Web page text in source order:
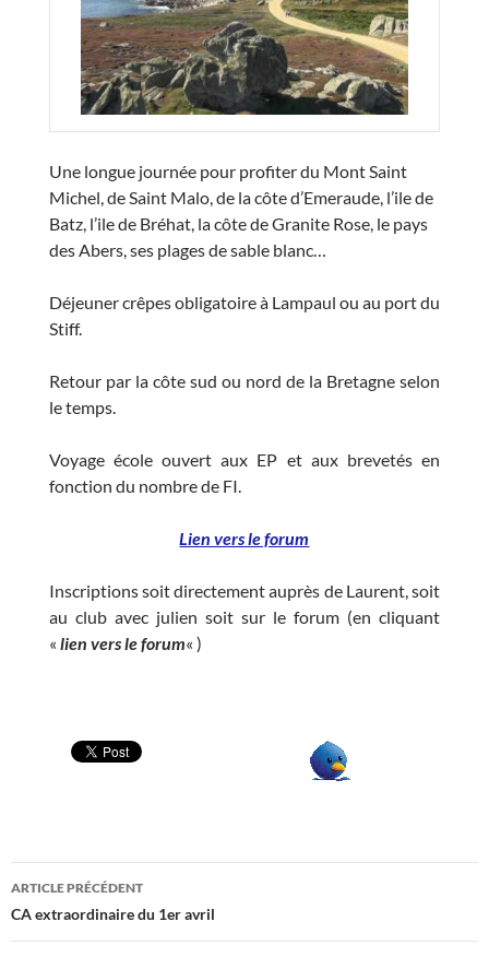
Une longue journée pour profiter du Mont Saint
Michel, de Saint Malo, de la côte d’Emeraude, l’ile de
Batz, l’ile de Bréhat, la côte de Granite Rose, le pays
des Abers, ses plages de sable blanc…
Déjeuner crêpes obligatoire à Lampaul ou au port du
Stiff.
Retour par la côte sud ou nord de la Bretagne selon
le temps.
Voyage école ouvert aux EP et aux brevetés en
fonction du nombre de FI.
Lien vers le forum
Inscriptions soit directement auprès de Laurent, soit
au club avec julien soit sur le forum (en cliquant
« lien vers le forum« )
Navigation
des
ARTICLE PRÉCÉDENT
CA extraordinaire du 1er avril